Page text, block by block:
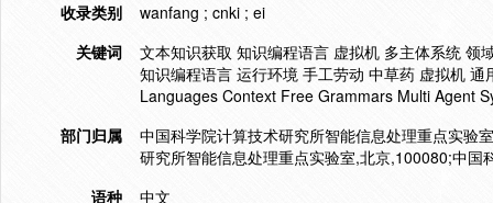
收录类别
wanfang ; cnki ; ei
关键词
文本知识获取 知识编程语言 虚拟机 多主体系统 领
知识编程语言 运行环境 手工劳动 中草药 虚拟机
Languages Context Free Grammars Multi Agent
部门归属
中国科学院计算技术研究所智能信息处理重点实验
研究所智能信息处理重点实验室,北京,100080;中国
语种
中文